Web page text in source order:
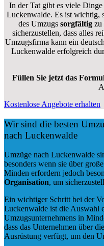
In der Tat gibt es viele
Luckenwalde. Es ist wichtig,
des Umzugs sorgfältigzu
sicherzustellen, dass alles
Umzugsfirma kann ein
Luckenwalde erfolgreich
Füllen Sie jetzt das
Kostenlose Angebote erhalten
Wir sind die besten
nach Luckenwalde
Umzüge nach Luckenwalde
besonders wenn sie über
Minden erfordern jedoch
Organisation, um
Ein wichtiger Schritt bei der
Luckenwalde ist die Auswahl
Umzugsunternehmens in
dass das Unternehmen über
Ausrüstung verfügt, um den